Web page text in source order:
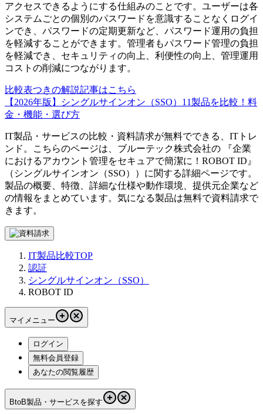
アクセスできるようにする仕組みのことです。ユーザーは各
システムごとの個別のパスワードを意識することなくログイ
ンでき、パスワードの定期更新など、パスワード運用の負担
を軽減することができます。管理者もパスワード管理の負担
を軽減でき、セキュリティの向上、利便性の向上、管理運用
コストの削減につながります。
比較表つきの解説記事はこちら
【2026年版】シングルサインオン（SSO）11製品を比較！料
金・機能・選び方
IT製品・サービスの比較・資料請求が無料でできる、ITトレ
ンド。こちらのページは、 ブルーテック株式会社の 『企業
におけるアカウント管理をセキュアで簡潔に！ ROBOT ID 』
（ シングルサインオン（SSO）
）に関する詳細ページです。
製品の概要、特徴、詳細な仕様や動作環境、提供元企業など
の情報をまとめています。気になる製品は無料で資料請求で
きます。
IT製品比較TOP
認証
シングルサインオン（SSO）
ROBOT ID
マイメニュー
ログイン
無料会員登録
あなたの閲覧履歴
BtoB製品・サービスを探す